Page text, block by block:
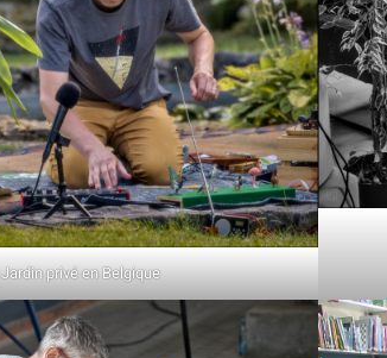
Jardin privé en Belgique